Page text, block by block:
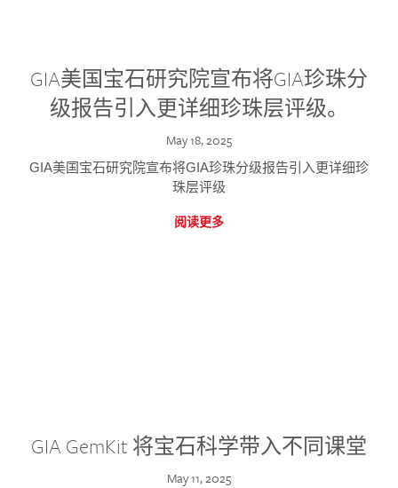
GIA美国宝石研究院宣布将GIA珍珠分
级报告引入更详细珍珠层评级。
May 18, 2025
GIA美国宝石研究院宣布将GIA珍珠分级报告引入更详细珍
珠层评级
阅读更多
GIA GemKit 将宝石科学带入不同课堂
May 11, 2025